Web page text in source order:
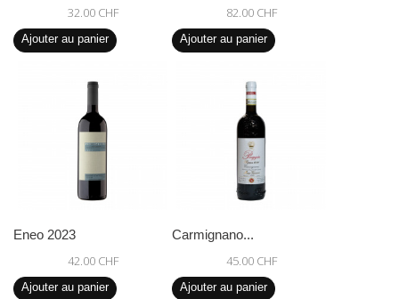
32.00 CHF
Ajouter au panier
82.00 CHF
Ajouter au panier
Eneo 2023
42.00 CHF
Ajouter au panier
Carmignano...
45.00 CHF
Ajouter au panier